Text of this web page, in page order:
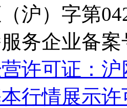
沪）字第
务企业备案
许可证：
行情展示许